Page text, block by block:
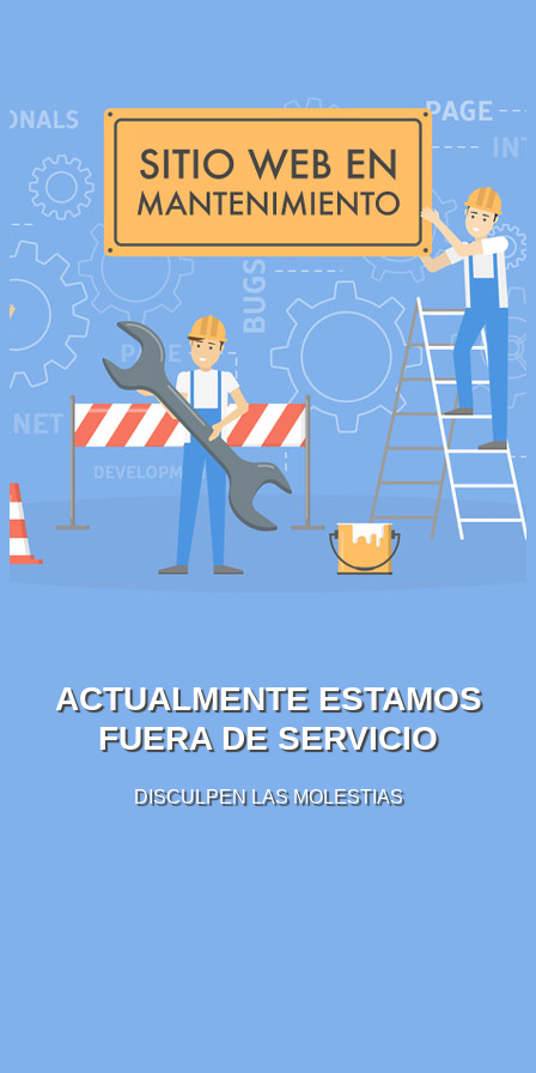
ACTUALMENTE ESTAMOS
FUERA DE SERVICIO
DISCULPEN LAS MOLESTIAS